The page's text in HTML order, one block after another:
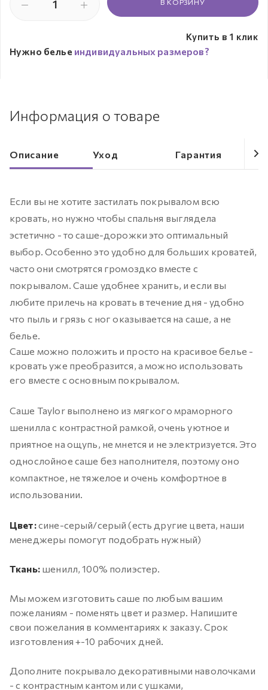
В КОРЗИНУ
Купить в 1 клик
Нужно белье индивидуальных размеров?
Информация о товаре
Описание Уход Гарантия
Если вы не хотите застилать покрывалом всю
кровать, но нужно чтобы спальня выглядела
эстетично - то саше-дорожки это оптимальный
выбор. Особенно это удобно для больших кроватей,
часто они смотрятся громоздко вместе с
покрывалом. Саше удобнее хранить, и если вы
любите прилечь на кровать в течение дня - удобно
что пыль и грязь с ног оказывается на саше, а не
белье.
Саше можно положить и просто на красивое белье -
кровать уже преобразится, а можно использовать
его вместе с основным покрывалом.
Саше Taylor выполнено из мягкого мраморного
шенилла с контрастной рамкой, очень уютное и
приятное на ощупь, не мнется и не электризуется. Это
однослойное саше без наполнителя, поэтому оно
компактное, не тяжелое и очень комфортное в
использовании.
Цвет:сине-серый/серый (есть другие цвета, наши
менеджеры помогут подобрать нужный)
Ткань: шенилл, 100% полиэстер.
Мы можем изготовить саше по любым вашим
пожеланиям - поменять цвет и размер. Напишите
свои пожелания в комментариях к заказу. Срок
изготовления +-10 рабочих дней.
Дополните покрывало декоративными наволочками
- с контрастным кантом или с ушками,